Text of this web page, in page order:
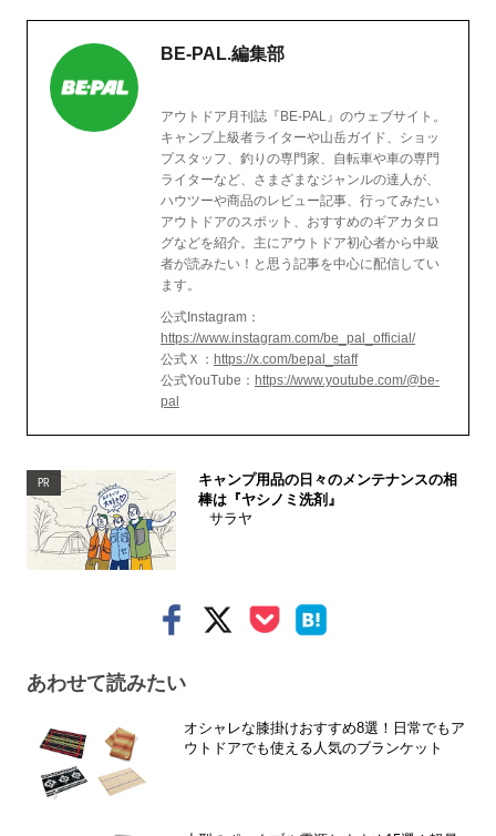
BE-PAL.編集部
アウトドア月刊誌『BE-PAL』のウェブサイト。
キャンプ上級者ライターや山岳ガイド、ショッ
プスタッフ、釣りの専門家、自転車や車の専門
ライターなど、さまざまなジャンルの達人が、
ハウツーや商品のレビュー記事、行ってみたい
アウトドアのスポット、おすすめのギアカタロ
グなどを紹介。主にアウトドア初心者から中級
者が読みたい！と思う記事を中心に配信してい
ます。
公式Instagram：
https://www.instagram.com/be_pal_official/
公式Ｘ： https://x.com/bepal_staff
公式YouTube： https://www.youtube.com/@be-
pal
PR
キャンプ用品の日々のメンテナンスの相
棒は『ヤシノミ洗剤』
サラヤ
あわせて読みたい
オシャレな膝掛けおすすめ8選！日常でもア
ウトドアでも使える人気のブランケット